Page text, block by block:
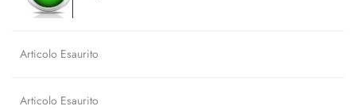
Articolo Esaurito
Articolo Esaurito